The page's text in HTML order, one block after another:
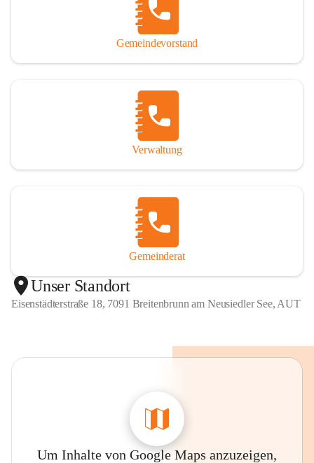
Gemeindevorstand
Verwaltung
Gemeinderat
Unser Standort
Eisenstädterstraße 18, 7091 Breitenbrunn am Neusiedler See, AUT
Um Inhalte von Google Maps anzuzeigen,